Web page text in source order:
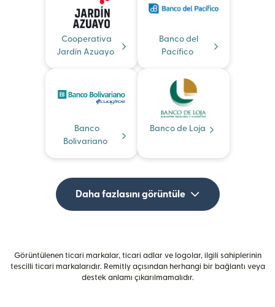
Cooperativa
Jardín Azuayo
Banco del
Pacífico
Banco
Bolivariano
Banco de Loja
Daha fazlasını görüntüle
Görüntülenen ticari markalar, ticari adlar ve logolar, ilgili sahiplerinin
tescilli ticari markalarıdır. Remitly açısından herhangi bir bağlantı veya
destek anlamı çıkarılmamalıdır.